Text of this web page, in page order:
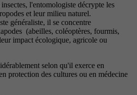
l'entomologiste décrypte les
et leur milieu naturel.
généraliste, il se concentre
(abeilles, coléoptères, fourmis,
impact écologique, agricole ou
selon qu'il exerce en
protection des cultures ou en médecine